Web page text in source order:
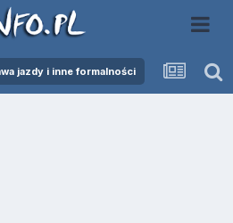
jazdy i inne formalności